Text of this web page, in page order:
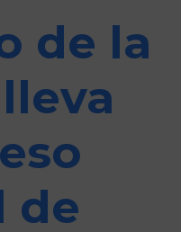
de la
de